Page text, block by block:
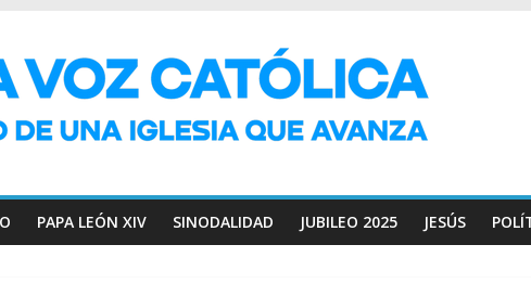
PAPA LEÓN XIV SINODALIDAD JUBILEO 2025 JESÚS